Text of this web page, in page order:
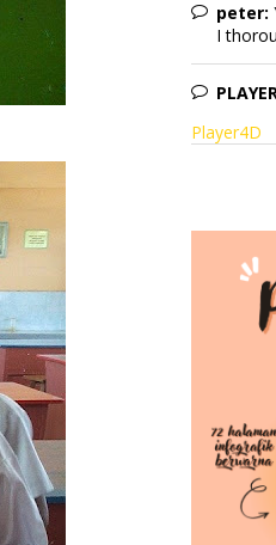
peter:
I
Player4D